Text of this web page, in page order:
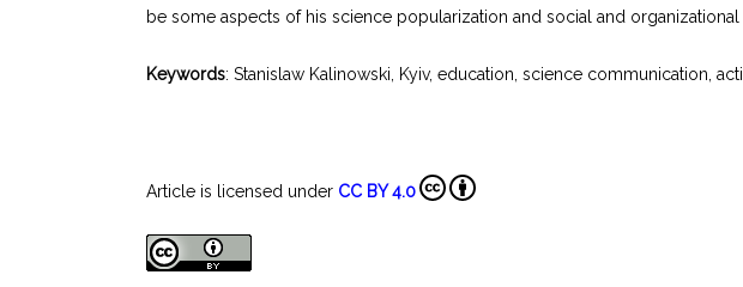
be some aspects of his science popularization and social and
Keywords: Stanislaw Kalinowski, Kyiv, education, science communication,
Article is licensed under CC BY 4.0